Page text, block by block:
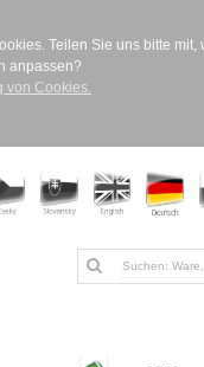
Teilen Sie uns bitte
anpassen?
von Cookies.